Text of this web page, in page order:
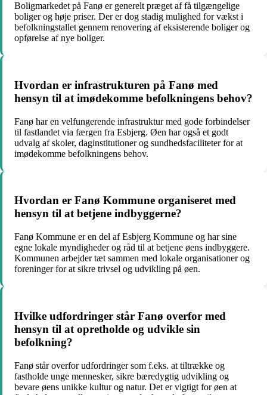
Boligmarkedet på Fanø er generelt præget af få tilgængelige
boliger og høje priser. Der er dog stadig mulighed for vækst i
befolkningstallet gennem renovering af eksisterende boliger og
opførelse af nye boliger.
Hvordan er infrastrukturen på Fanø med
hensyn til at imødekomme befolkningens behov?
Fanø har en velfungerende infrastruktur med gode forbindelser
til fastlandet via færgen fra Esbjerg. Øen har også et godt
udvalg af skoler, daginstitutioner og sundhedsfaciliteter for at
imødekomme befolkningens behov.
Hvordan er Fanø Kommune organiseret med
hensyn til at betjene indbyggerne?
Fanø Kommune er en del af Esbjerg Kommune og har sine
egne lokale myndigheder og råd til at betjene øens indbyggere.
Kommunen arbejder tæt sammen med lokale organisationer og
foreninger for at sikre trivsel og udvikling på øen.
Hvilke udfordringer står Fanø overfor med
hensyn til at opretholde og udvikle sin
befolkning?
Fanø står overfor udfordringer som f.eks. at tiltrække og
fastholde unge mennesker, sikre bæredygtig udvikling og
bevare øens unikke kultur og natur. Det er vigtigt for øen at